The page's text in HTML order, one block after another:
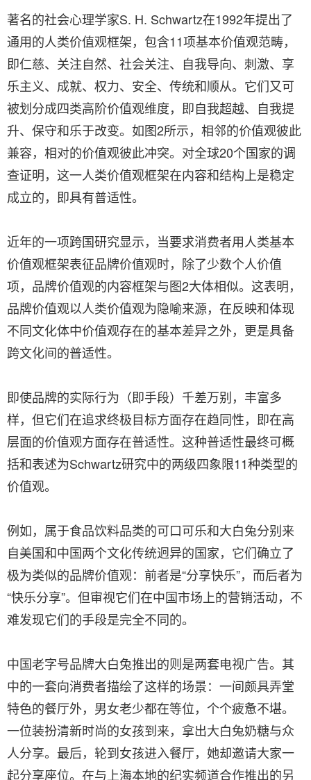
著名的社会心理学家S. H. Schwartz在1992年提出了
通用的人类价值观框架，包含11项基本价值观范畴，
即仁慈、关注自然、社会关注、自我导向、刺激、享
乐主义、成就、权力、安全、传统和顺从。它们又可
被划分成四类高阶价值观维度，即自我超越、自我提
升、保守和乐于改变。如图2所示，相邻的价值观彼此
兼容，相对的价值观彼此冲突。对全球20个国家的调
查证明，这一人类价值观框架在内容和结构上是稳定
成立的，即具有普适性。
近年的一项跨国研究显示，当要求消费者用人类基本
价值观框架表征品牌价值观时，除了少数个人价值
项，品牌价值观的内容框架与图2大体相似。这表明，
品牌价值观以人类价值观为隐喻来源，在反映和体现
不同文化体中价值观存在的基本差异之外，更是具备
跨文化间的普适性。
即使品牌的实际行为（即手段）千差万别，丰富多
样，但它们在追求终极目标方面存在趋同性，即在高
层面的价值观方面存在普适性。这种普适性最终可概
括和表述为Schwartz研究中的两级四象限11种类型的
价值观。
例如，属于食品饮料品类的可口可乐和大白兔分别来
自美国和中国两个文化传统迥异的国家，它们确立了
极为类似的品牌价值观：前者是“分享快乐”，而后者为
“快乐分享”。但审视它们在中国市场上的营销活动，不
难发现它们的手段是完全不同的。
中国老字号品牌大白兔推出的则是两套电视广告。其
中的一套向消费者描绘了这样的场景：一间颇具弄堂
特色的餐厅外，男女老少都在等位，个个疲惫不堪。
一位装扮清新时尚的女孩到来，拿出大白兔奶糖与众
人分享。最后，轮到女孩进入餐厅，她却邀请大家一
起分享座位。在与上海本地的纪实频道合作推出的另